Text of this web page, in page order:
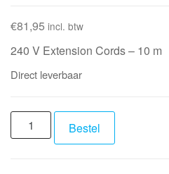
€81,95 incl. btw
240 V Extension Cords – 10 m
Direct leverbaar
DAP
Power
Bestel